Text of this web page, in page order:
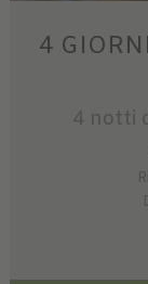
4
4 notti